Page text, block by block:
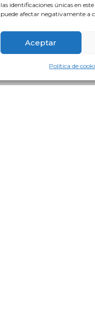
las identificaciones únicas en
puede afectar negativamente a
Aceptar
Política de